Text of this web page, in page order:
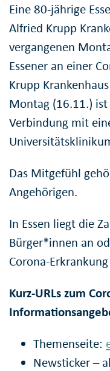
Eine 80-jährige
Alfried Krupp
vergangenen
Essener an einer
Krupp
Montag (16.11.)
Verbindung mit
Das Mitgefühl
Angehörigen.
In Essen liegt die
Bürger*innen an
Corona-
Kurz-URLs zum
Themenseite:
Newsticker –